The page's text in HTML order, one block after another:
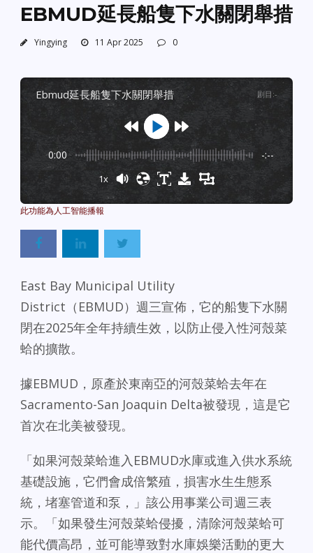
EBMUD延長船隻下水關閉舉措
Yingying 11 Apr 2025 0
ebmud延長船隻下水關閉舉措 剧目 :-
0:00 -:--
1x
East Bay Municipal Utility
District（EBMUD）週三宣佈，它的船隻下水關
閉在2025年全年持續生效，以防止侵入性河殼菜
蛤的擴散。
據EBMUD，原產於東南亞的河殼菜蛤去年在
Sacramento-San Joaquin Delta被發現，這是它
首次在北美被發現。
「如果河殼菜蛤進入EBMUD水庫或進入供水系統
基礎設施，它們會成倍繁殖，損害水生生態系
統，堵塞管道和泵，」該公用事業公司週三表
示。「如果發生河殼菜蛤侵擾，清除河殼菜蛤可
能代價高昂，並可能導致對水庫娛樂活動的更大